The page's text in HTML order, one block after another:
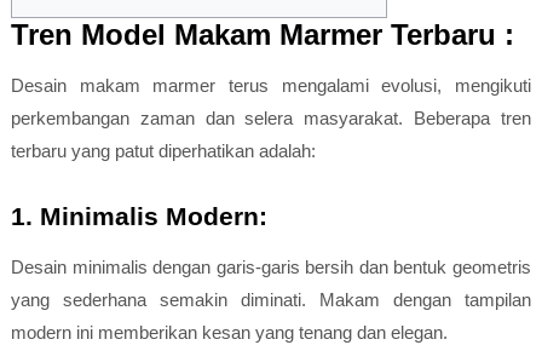
Tren Model Makam Marmer Terbaru :
Desain makam marmer terus mengalami evolusi, mengikuti
perkembangan zaman dan selera masyarakat. Beberapa tren
terbaru yang patut diperhatikan adalah:
1. Minimalis Modern:
Desain minimalis dengan garis-garis bersih dan bentuk geometris
yang sederhana semakin diminati. Makam dengan tampilan
modern ini memberikan kesan yang tenang dan elegan.